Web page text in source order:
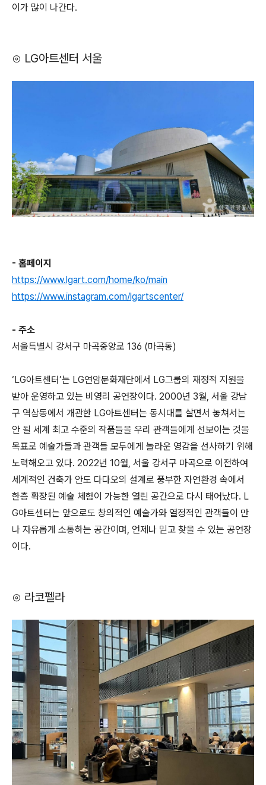
이가 많이 나간다.
⊙ LG아트센터 서울
- 홈페이지
https://www.lgart.com/home/ko/main
https://www.instagram.com/lgartscenter/
- 주소
서울특별시 강서구 마곡중앙로 136 (마곡동)
‘LG아트센터’는 LG연암문화재단에서 LG그룹의 재정적 지원을
받아 운영하고 있는 비영리 공연장이다. 2000년 3월, 서울 강남
구 역삼동에서 개관한 LG아트센터는 동시대를 살면서 놓쳐서는
안 될 세계 최고 수준의 작품들을 우리 관객들에게 선보이는 것을
목표로 예술가들과 관객들 모두에게 놀라운 영감을 선사하기 위해
노력해오고 있다. 2022년 10월, 서울 강서구 마곡으로 이전하여
세계적인 건축가 안도 다다오의 설계로 풍부한 자연환경 속에서
한층 확장된 예술 체험이 가능한 열린 공간으로 다시 태어났다. L
G아트센터는 앞으로도 창의적인 예술가와 열정적인 관객들이 만
나 자유롭게 소통하는 공간이며, 언제나 믿고 찾을 수 있는 공연장
이다.
⊙ 라코펠라